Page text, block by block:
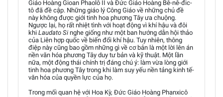
Giáo Hoàng Gioan Phaolô II và Đức Giáo Hoàng Bê-nê-đic-
tô đã đề cập. Những giáo lý Công Giáo về những chủ đề
này không được giới tinh hoa phương Tây ưa chuộng.
Ngược lại, họ rất nhiệt tình với hoạt động vì khí hậu và đôi
khi Laudato Si nghe giống như một ban hướng dẫn hội thảo
của Liên hợp quốc về biến đổi khí hậu. Tuy nhiên, thông
điệp này cũng bao gồm những gì về cơ bản là một lời lên án
nền văn hóa phương Tây duy tư bản và kỹ thuật. Một lần
nữa, một động thái chính trị đáng chú ý: làm vừa lòng giới
tinh hoa phương Tây trong khi làm suy yếu nền tảng kinh tế-
văn hóa của quyền lực của họ.
Trong mối quan hệ với Hoa Kỳ, Đức Giáo Hoàng Phanxicô